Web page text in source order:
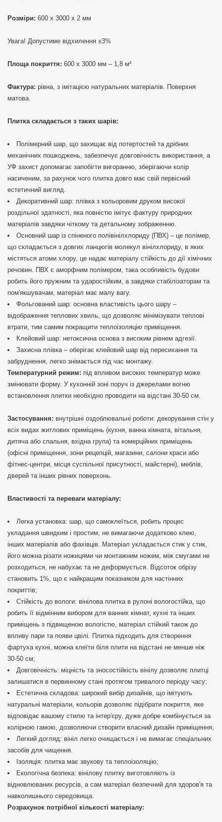
Розміри: 600 х 3000 х 2 мм
Увага! Допустиме відхилення ±3%
Площа покриття: 600 х 3000 мм – 1,8 м²
Фактура: рівна, з імітацією натуральних матеріалів. Поверхня
матова.
Плитка складається з таких шарів:
Полімерний шар, що захищає від потертостей та дрібних
механічних пошкоджень, забезпечує довговічність використання, а
УФ захист допомагає запобігти вигоранню, зберігаючи колір
насиченим, за рахунок чого плитка довго має свій первісний
естетичний вигляд.
Декоративний шар: плівка з кольоровим друком високої
роздільної здатності, яка повністю імітує фактуру природних
матеріалів завдяки чіткому та детальному зображенню.
Основний шар із спіненого полівінілхлориду (ПВХ) – це полімер,
що складається з довгих ланцюгів молекул вінілхлориду, в яких
містяться атоми хлору, це надає матеріалу стійкість до дії хімічних
речовин. ПВХ є аморфним полімером, така особливість будови
робить його пружним та ударостійким, а завдяки стабілізаторам та
пом'якшувачам, матеріал має малу вагу.
Фольгований шар: основна властивість цього шару –
відображення теплових хвиль, що дозволяє мінімізувати теплові
втрати, тим самим покращити теплоізоляцію приміщення.
Клейовий шар: нетоксична основа з високим рівнем адгезії.
Захисна плівка – оберігає клейовий шар від пересихання та
забруднення, легко знімається під час монтажу.
Температурний режим: під впливом високих температур може
змінювати форму. У кухонній зоні поруч із джерелами вогню
встановлення плитки необхідно проводити на відстані 30-50 см.
Застосування: внутрішні оздоблювальні роботи: декорування стін у
всіх видах житлових приміщень (кухня, ванна кімната, вітальня,
дитяча або спальня, вхідна група) та комерційних приміщень
(офісні приміщення, зони рецепцій, магазини, салони краси або
фітнес-центри, місця суспільної присутності, майстерні), меблів,
дверей та інших рівних поверхонь.
Властивості та переваги матеріалу:
Легка установка: шар, що самоклеїться, робить процес
укладання швидким і простим, не вимагаючи додатково клею,
інших матеріалів або фахівців. Матеріал укладається стик у стик,
його можна різати ножицями чи монтажним ножем, між смугами не
розходиться, не набухає та не деформується. Відсоток обрізу
становить 1%, що є найкращим показником для настінних
покриттів;
Стійкість до вологи: вінілова плитка в рулоні вологостійка, що
робить її відмінним вибором для ванних кімнат, кухні та інших
приміщень з підвищеною вологістю, матеріал стійкий також до
впливу пари та появи цвілі. Плитка підходить для створення
фартуха кухні, можна клеїти біля плити на відстані не менше ніж
30-50 см;
Довговічність: міцність та зносостійкість вінілу дозволяє плитці
залишатися в первинному стані протягом тривалого періоду часу;
Естетична складова: широкий вибір дизайнів, що імітують
натуральні матеріали, кольорів дозволяє підібрати покриття, яке
відповідає вашому стилю та інтер'єру, дуже добре комбінується за
колірною гамою, дозволяючи створити власний дизайн приміщення;
Легкий догляд: вініл легко очищається і не вимагає спеціальних
засобів для чищення.
Ізоляція: плитка має звукову та теплоізоляцію;
Екологічна безпека: вінілову плитку виготовляють із
відновлюваних ресурсів, а сам матеріал безпечний для здоров'я та
навколишнього середовища.
Розрахунок потрібної кількості матеріалу: